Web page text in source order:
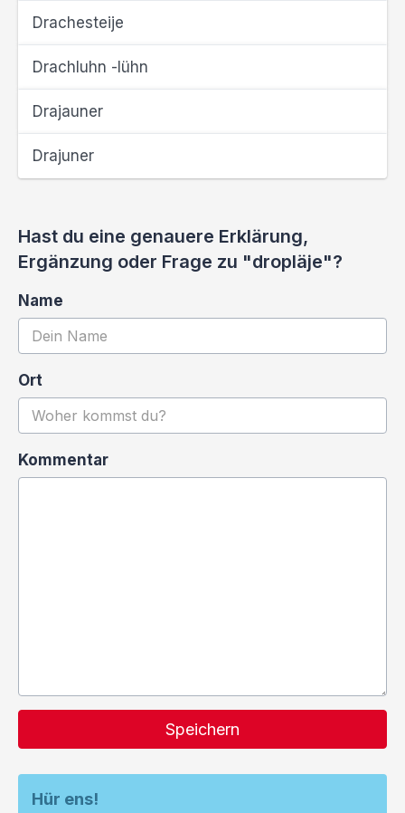
Drachesteije
Drachluhn -lühn
Drajauner
Drajuner
Hast du eine genauere Erklärung,
Ergänzung oder Frage zu "dropläje"?
Name
Ort
Kommentar
Speichern
Hür ens!